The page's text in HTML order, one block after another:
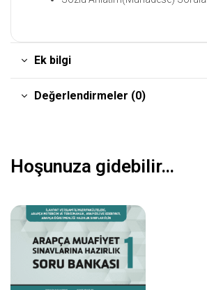
Ek bilgi
Değerlendirmeler (0)
Hoşunuza gidebilir…